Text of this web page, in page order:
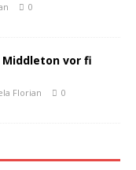
0
vor fi
Florian 0